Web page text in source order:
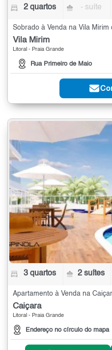
2 quartos - suíte
Sobrado à Venda na Vila Mirim
Vila Mirim
Litoral - Praia Grande
Rua Primeiro de Maio
3 quartos 2 suítes
Apartamento à Venda na
Caiçara
Litoral - Praia Grande
Endereço no círculo do mapa